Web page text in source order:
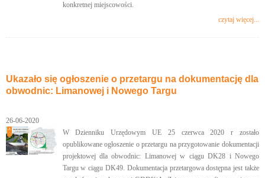
konkretnej miejscowości.
czytaj więcej...
Ukazało się ogłoszenie o przetargu na dokumentację dla
obwodnic: Limanowej i Nowego Targu
26-06-2020
W Dzienniku Urzędowym UE 25 czerwca 2020 r zostało
opublikowane ogłoszenie o przetargu na przygotowanie dokumentacji
projektowej dla obwodnic: Limanowej w ciągu DK28 i Nowego
Targu w ciągu DK49. Dokumentacja przetargowa dostępna jest także